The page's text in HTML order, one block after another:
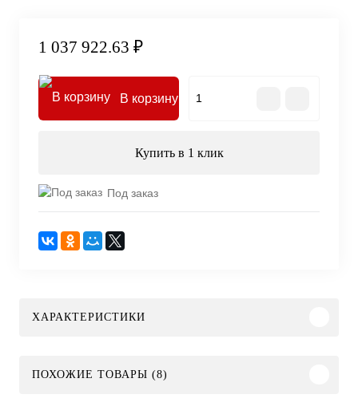
1 037 922.63 ₽
В корзину
Купить в 1 клик
Под заказ
ХАРАКТЕРИСТИКИ
ПОХОЖИЕ ТОВАРЫ (8)